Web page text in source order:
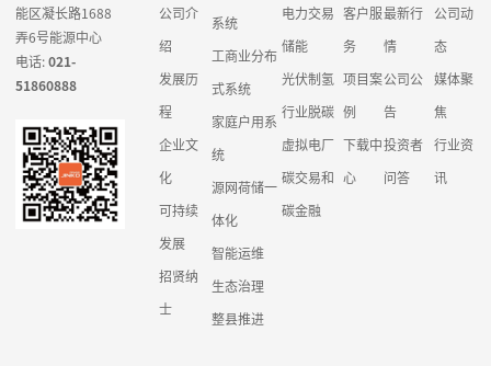
能区凝长路1688
弄6号能源中心
电话:021-
51860888
公司介
绍
发展历
程
企业文
化
可持续
发展
招贤纳
士
系统
工商业分布
式系统
家庭户用系
统
源网荷储一
体化
智能运维
生态治理
整县推进
电力交易
储能
光伏制氢
行业脱碳
虚拟电厂
碳交易和
碳金融
客户服
务
项目案
例
下载中
心
最新行
情
公司公
告
投资者
问答
公司动
态
媒体聚
焦
行业资
讯